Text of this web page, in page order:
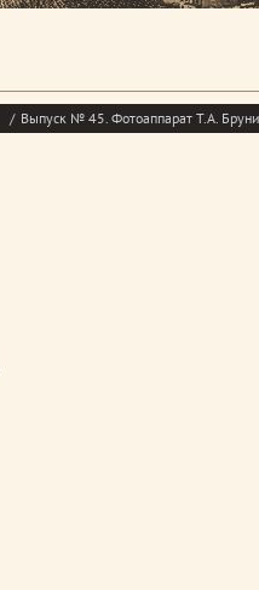
Выпуск № 45. Фотоаппарат Т.А.